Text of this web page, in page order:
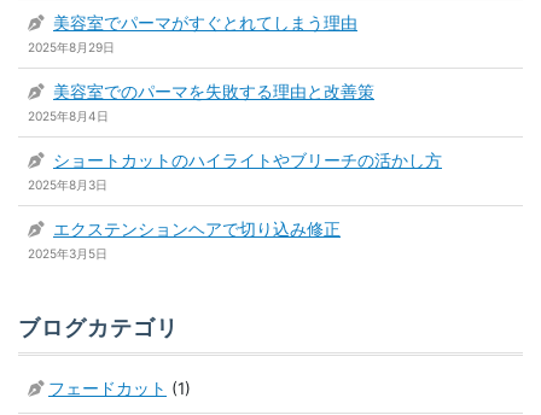
美容室でパーマがすぐとれてしまう理由
2025年8月29日
美容室でのパーマを失敗する理由と改善策
2025年8月4日
ショートカットのハイライトやブリーチの活かし方
2025年8月3日
エクステンションヘアで切り込み修正
2025年3月5日
ブログカテゴリ
フェードカット (1)